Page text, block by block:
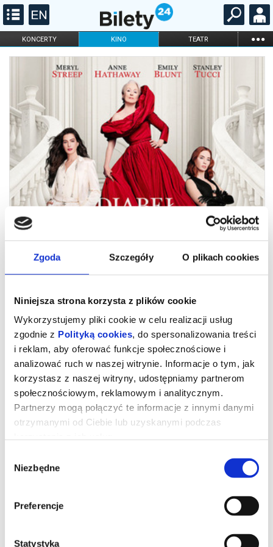
Zgoda Szczegóły O plikach cookies
Niniejsza strona korzysta z plików cookie
Wykorzystujemy pliki cookie w celu realizacji usług
zgodnie z Polityką cookies, do spersonalizowania treści
i reklam, aby oferować funkcje społecznościowe i
analizować ruch w naszej witrynie. Informacje o tym, jak
korzystasz z naszej witryny, udostępniamy partnerom
społecznościowym, reklamowym i analitycznym.
Partnerzy mogą połączyć te informacje z innymi danymi
otrzymanymi od Ciebie lub uzyskanymi podczas
zgody
Niezbędne
Preferencje
Statystyka
KONCERTY KINO TEATR ...
FILHARMONIA OPERA I BALET
DLA DZIECI
ONLINE KARNETY
Dwadzieścia lat po stworzeniu kultowych ról Mirandy, Andy’ego,
Emily i Nigela Meryl Streep, Anne Hathaway, Emily Blunt i Stanley
eleganckich biur magazynu Runway w filmie „Diabeł ubiera się u
Prady 2” wytwórni 20th Century Studios, długo oczekiwanej